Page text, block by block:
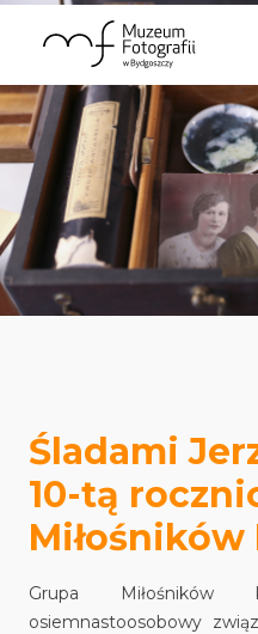
Śladami
10-tą
Miłośników
Grupa Miłośników
osiemnastoosobowy